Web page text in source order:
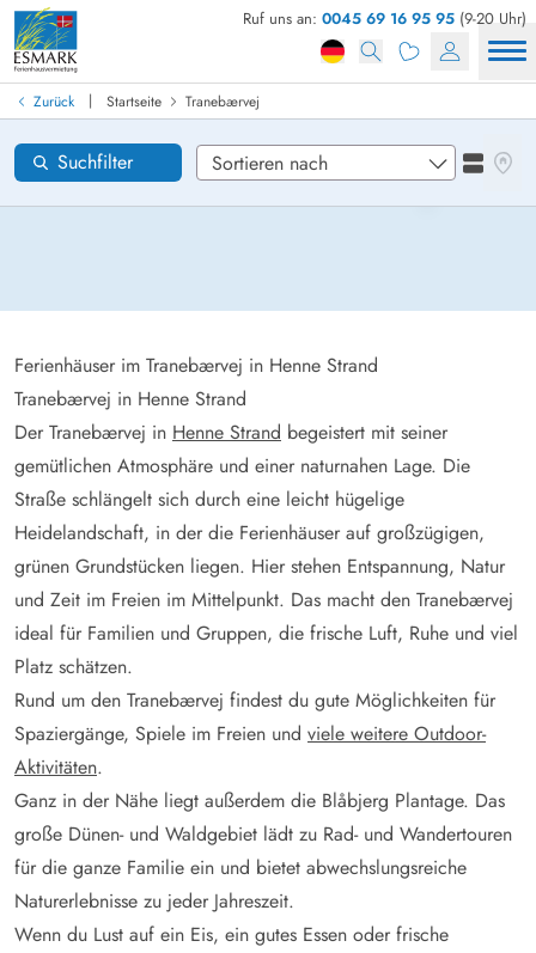
Ruf uns an: 0045 69 16 95 95 (9-20 Uhr)
Zurück | Startseite Tranebærvej
Tranebærvej
Ferienhäuser im Tranebærvej in Henne Strand
Tranebærvej in Henne Strand
Der Tranebærvej in Henne Strand begeistert mit seiner
gemütlichen Atmosphäre und einer naturnahen Lage. Die
Straße schlängelt sich durch eine leicht hügelige
Heidelandschaft, in der die Ferienhäuser auf großzügigen,
grünen Grundstücken liegen. Hier stehen Entspannung, Natur
und Zeit im Freien im Mittelpunkt. Das macht den Tranebærvej
ideal für Familien und Gruppen, die frische Luft, Ruhe und viel
Platz schätzen.
Rund um den Tranebærvej findest du gute Möglichkeiten für
Spaziergänge, Spiele im Freien und viele weitere Outdoor-
Aktivitäten.
Ganz in der Nähe liegt außerdem die Blåbjerg Plantage. Das
große Dünen- und Waldgebiet lädt zu Rad- und Wandertouren
für die ganze Familie ein und bietet abwechslungsreiche
Naturerlebnisse zu jeder Jahreszeit.
Wenn du Lust auf ein Eis, ein gutes Essen oder frische
Suchfilter
Ferienhaus in Dänemark finden
Anreise
Gebiete
Loading...